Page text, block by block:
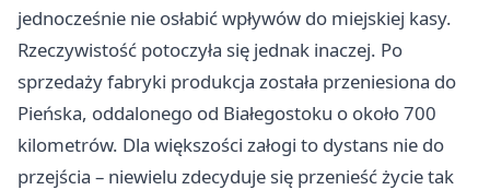
jednocześnie nie osłabić wpływów do miejskiej kasy.
Rzeczywistość potoczyła się jednak inaczej. Po
sprzedaży fabryki produkcja została przeniesiona do
Pieńska, oddalonego od Białegostoku o około 700
kilometrów. Dla większości załogi to dystans nie do
przejścia – niewielu zdecyduje się przenieść życie tak